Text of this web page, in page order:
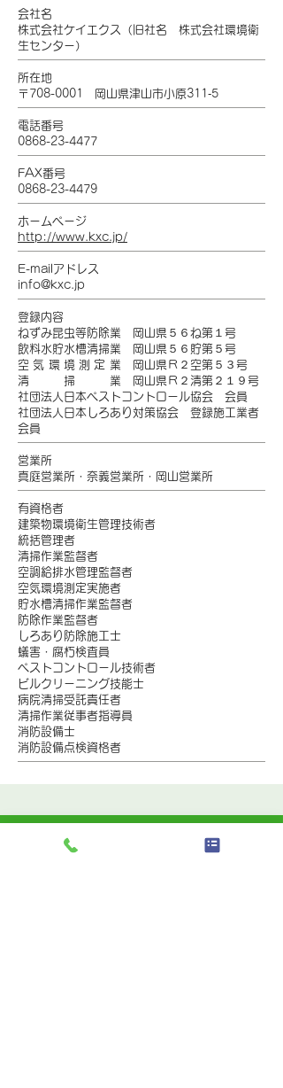
会社名
株式会社ケイエクス（旧社名 株式会社環境衛
生センター）
所在地
〒708-0001 岡山県津山市小原311‐5
電話番号
0868-23-4477
FAX番号
0868-23-4479
ホームページ
http://www.kxc.jp/
E-mailアドレス
info@kxc.jp
登録内容
ねずみ昆虫等防除業 岡山県５６ね第１号
飲料水貯水槽清掃業 岡山県５６貯第５号
空気環境測定 業 岡山県Ｒ２空第５３号
清 掃 業 岡山県Ｒ２清第２１９号
社団法人日本ペストコントロール協会 会員
社団法人日本しろあり対策協会 登録施工業者
会員
営業所
真庭営業所・奈義営業所・岡山営業所
有資格者
建築物環境衛生管理技術者
統括管理者
清掃作業監督者
空調給排水管理監督者
空気環境測定実施者
貯水槽清掃作業監督者
防除作業監督者
しろあり防除施工士
蟻害・腐朽検査員
ペストコントロール技術者
ビルクリーニング技能士
病院清掃受託責任者
清掃作業従事者指導員
消防設備士
消防設備点検資格者